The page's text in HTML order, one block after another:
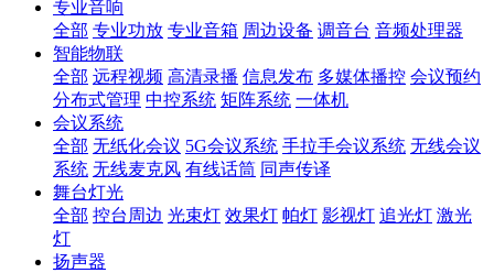
专业音响
全部 专业功放 专业音箱 周边设备 调音台 音频处理器
智能物联
全部 远程视频 高清录播 信息发布 多媒体播控 会议预约
分布式管理 中控系统 矩阵系统 一体机
会议系统
全部 无纸化会议 5G会议系统 手拉手会议系统 无线会议
系统 无线麦克风 有线话筒 同声传译
舞台灯光
全部 控台周边 光束灯 效果灯 帕灯 影视灯 追光灯 激光
灯
扬声器